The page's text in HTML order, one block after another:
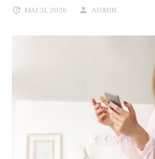
MAI 31, 2026 ADMIN